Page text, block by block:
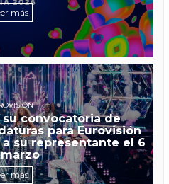
más
su convocatoria de
para Eurovisión
su representante el 6
más